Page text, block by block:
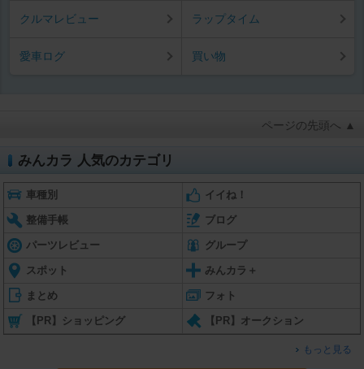
クルマレビュー ラップタイム
愛車ログ 買い物
ページの先頭へ ▲
みんカラ 人気のカテゴリ
車種別 イイね！
整備手帳 ブログ
パーツレビュー グループ
スポット みんカラ＋
まとめ フォト
【PR】ショッピング 【PR】オークション
もっと見る